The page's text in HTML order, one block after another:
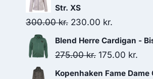
225.00 kr..
Str. XS
300.00kr. Original
price
was:
230.00 kr.
price
is:
Blend Herre Cardigan -
275.00kr. Original
price
175.00 kr.
Kopenhaken Fame